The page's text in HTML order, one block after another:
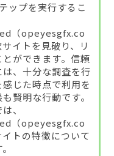
ップを実行するこ
（opeyesgfx.co
イトを見破り、リ
ができます。信頼
、十分な調査を行
じた時点で利用を
賢明な行動です。
、
（opeyesgfx.co
トの特徴について